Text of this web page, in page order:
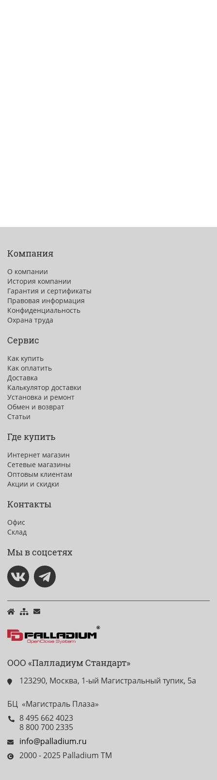
Компания
О компании
История компании
Гарантия и сертификаты
Правовая информация
Конфиденциальность
Охрана труда
Сервис
Как купить
Как оплатить
Доставка
Калькулятор доставки
Установка и ремонт
Обмен и возврат
Статьи
Где купить
Интернет магазин
Сетевые магазины
Оптовым клиентам
Акции и скидки
Контакты
Офис
Склад
Мы в соцсетях
ООО «Палладиум Стандарт»
123290, Москва, 1-ый Магистральный тупик, 5а
БЦ «Магистраль Плаза»
8 495 662 4023
8 800 700 2335
info@palladium.ru
2000 - 2025 Palladium TM